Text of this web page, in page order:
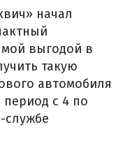
начал
выгодой в
такую
автомобиля
период с 4 по
службе